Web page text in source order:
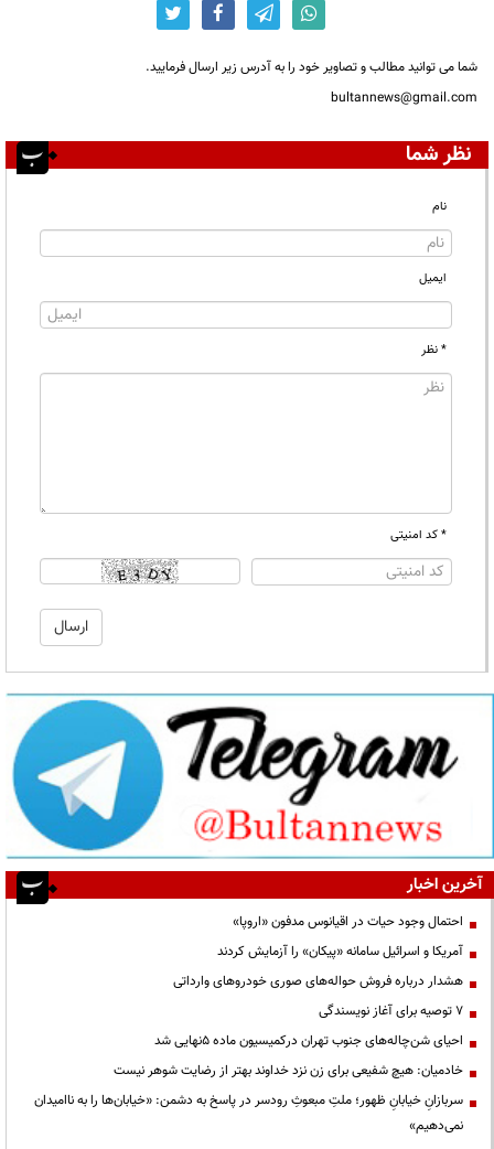
شما می توانید مطالب و تصاویر خود را به آدرس زیر ارسال فرمایید.
bultannews@gmail.com
نظر شما
نام
ایمیل
* نظر
* کد امنیتی
آخرین اخبار
احتمال وجود حیات در اقیانوس مدفون «اروپا»
آمریکا و اسرائیل سامانه «پیکان» را آزمایش کردند
هشدار درباره فروش حواله‌های صوری خودروهای وارداتی
۷ توصیه برای آغاز نویسندگی
احیای شن‌چاله‌های جنوب تهران درکمیسیون ماده ۵نهایی شد
خادمیان: هیچ شفیعی برای زن نزد خداوند بهتر از رضایت شوهر نیست
سربازانِ خیابانِ ظهور؛ ملتِ مبعوثِ رودسر در پاسخ به دشمن: «خیابان‌ها را به ناامیدان
نمی‌دهیم»